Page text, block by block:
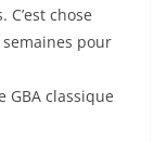
chose
pour
GBA classique